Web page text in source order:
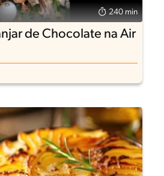
240 min
de Chocolate na Air